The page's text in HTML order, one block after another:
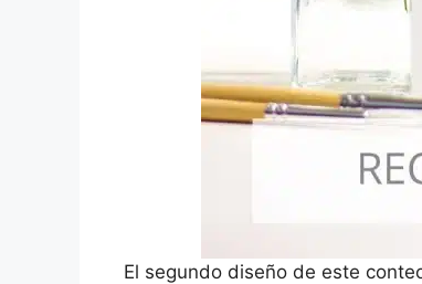
El segundo diseño de este